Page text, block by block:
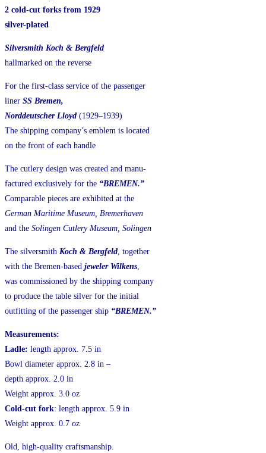
2 cold-cut forks from 1929
silver-plated
Silversmith Koch & Bergfeld
hallmarked on the reverse
For the first-class service of the passenger
liner SS Bremen,
Norddeutscher Lloyd (1929–1939)
The shipping company’s emblem is located
on the front of each handle
The cutlery design was created and manu-
factured exclusively for the “BREMEN.”
Comparable pieces are exhibited at the
German Maritime Museum, Bremerhaven
and the Solingen Cutlery Museum, Solingen
The silversmith Koch & Bergfeld , together
with the Bremen-based jeweler Wilkens
was commissioned by the shipping company
to produce the table silver for the initial
outfitting of the passenger ship “BREMEN.”
Measurements:
Ladle: length approx. 7.5 in
Bowl diameter approx. 2.8 in –
depth approx. 2.0 in
Weight approx. 3.0 oz
Cold-cut fork: length approx. 5.9 in
Weight approx. 0.7 oz
Old, high-quality craftsmanship.